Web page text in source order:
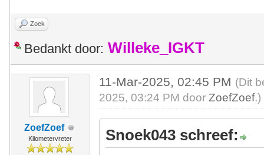
Zoek
Bedankt door: Willeke_IGKT
ZoefZoef
Kilometervreter
11-Mar-2025, 02:45 PM (Dit
2025, 03:24 PM doorZoefZoef.)
Snoek043 schreef: